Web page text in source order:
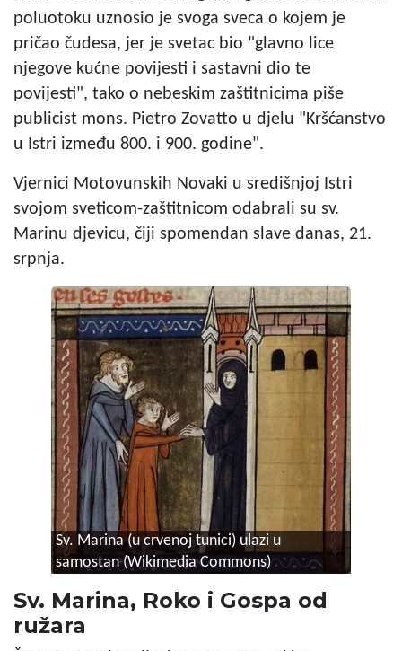
poluotoku uznosio je svoga sveca o kojem je
pričao čudesa, jer je svetac bio "glavno lice
njegove kućne povijesti i sastavni dio te
povijesti", tako o nebeskim zaštitnicima piše
publicist mons. Pietro Zovatto u djelu "Kršćanstvo
u Istri između 800. i 900. godine".
Vjernici Motovunskih Novaki u središnjoj Istri
svojom sveticom-zaštitnicom odabrali su sv.
Marinu djevicu, čiji spomendan slave danas, 21.
srpnja.
Sv. Marina (u crvenoj tunici) ulazi u
samostan(Wikimedia Commons)
Sv. Marina, Roko i Gospa od
ružara